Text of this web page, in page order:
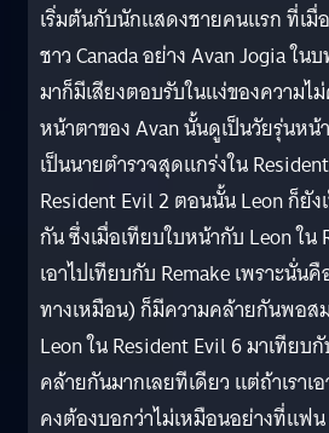
เริ่มต้นกับนักแสดงชายคนแรก ที่เ
ชาว Canada อย่าง Avan Jogia ใ
มาก็มีเสียงตอบรับในแง่ของความไ
หน้าตาของ Avan นั้นดูเป็นวัยรุ่นหน้
เป็นนายตำรวจสุดแกร่งใน
Resident Evil 2 ตอนนั้น Leon ก็ยั
กัน ซึ่งเมื่อเทียบใบหน้ากับ Leon ใ
เอาไปเทียบกับ Remake เพราะนั่
ทางเหมือน) ก็มีความคล้ายกันพอส
Leon ใน Resident Evil 6 มาเทียบ
คล้ายกันมากเลยทีเดียว แต่ถ้าเราเ
คงต้องบอกว่าไม่เหมือนอย่างที่แฟน